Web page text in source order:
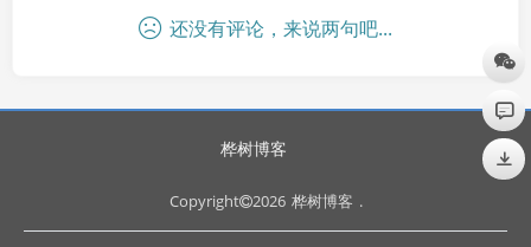
还没有评论，来说两句吧...
桦树博客
Copyright 2026 桦树博客 .